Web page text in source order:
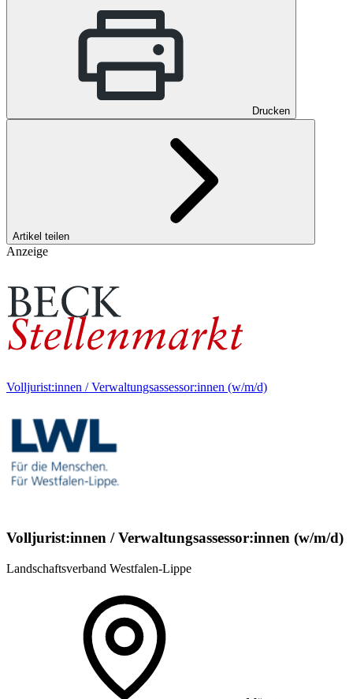
Drucken
Artikel teilen
Anzeige
Volljurist:innen / Verwaltungsassessor:innen (w/m/d)
Volljurist:innen / Verwaltungsassessor:innen (w/m/d)
Landschaftsverband Westfalen-Lippe